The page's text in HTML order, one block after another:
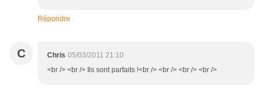
Répondre
C Chris 05/03/2011 21:10
<br /> <br /> Ils sont parfaits !<br /> <br /> <br /> <br />